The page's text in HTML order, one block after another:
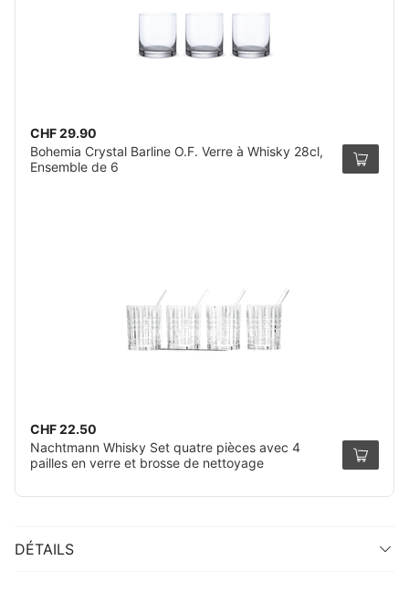
CHF 29.90
Bohemia Crystal Barline O.F. Verre à Whisky 28cl,
Ensemble de 6
CHF 22.50
Nachtmann Whisky Set quatre pièces avec 4
pailles en verre et brosse de nettoyage
DÉTAILS